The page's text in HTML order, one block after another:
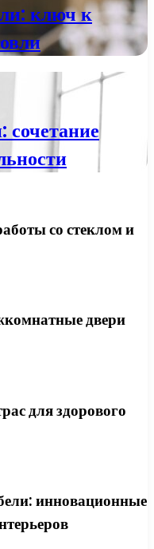
ключ к
сочетание
со стеклом и
двери
для здорового
инновационные